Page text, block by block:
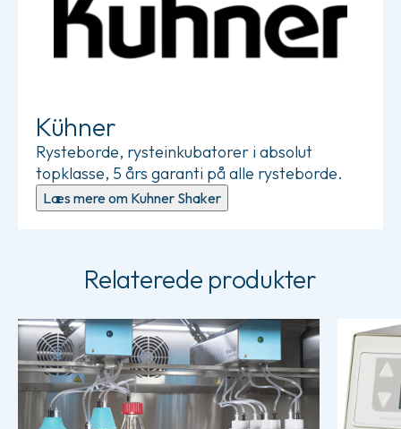
Kühner
Rysteborde, rysteinkubatorer i absolut
topklasse, 5 års garanti på alle rysteborde.
Læs mere om Kuhner Shaker
Relaterede produkter
Læs mere om Kuhner TOM Læs